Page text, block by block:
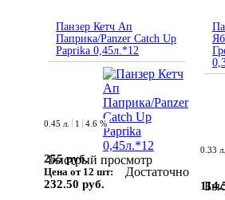
Панзер Кетч Ап
Паприка/Panzer Catch Up
Paprika 0,45л.*12
Быстрый просмотр
0.45 л. 1 4.6 %
255 руб.
Цена от 12 шт:
232.50 руб.
Достаточно
0.33 л.